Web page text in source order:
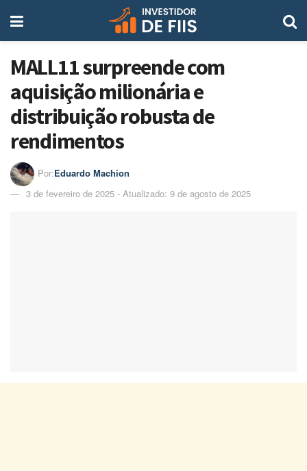
MALL11 surpreende com
aquisição milionária e
distribuição robusta de
rendimentos
Por:Eduardo Machion
3 de fevereiro de 2025 - Atualizado: 9 de agosto de 2025